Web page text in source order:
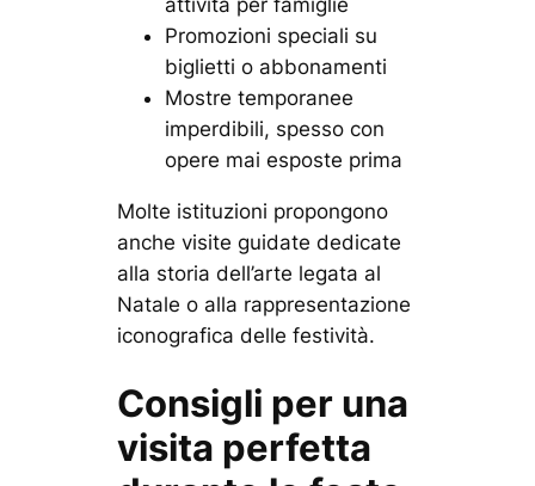
Promozioni speciali su
biglietti o abbonamenti
Mostre temporanee
imperdibili, spesso con
opere mai esposte prima
Molte istituzioni propongono
anche visite guidate dedicate
alla storia dell’arte legata al
Natale o alla rappresentazione
iconografica delle festività.
Consigli per una
visita perfetta